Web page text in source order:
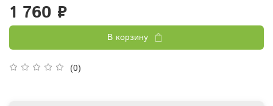
(0)
1 760 ₽
В корзину